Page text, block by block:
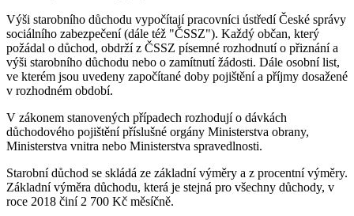
Výši starobního důchodu vypočítají pracovníci ústředí České správy
sociálního zabezpečení (dále též "ČSSZ"). Každý občan, který
požádal o důchod, obdrží z ČSSZ písemné rozhodnutí o přiznání a
výši starobního důchodu nebo o zamítnutí žádosti. Dále osobní list,
ve kterém jsou uvedeny započítané doby pojištění a příjmy dosažené
v rozhodném období.
V zákonem stanovených případech rozhodují o dávkách
důchodového pojištění příslušné orgány Ministerstva obrany,
Ministerstva vnitra nebo Ministerstva spravedlnosti.
Starobní důchod se skládá ze základní výměry a z procentní výměry.
Základní výměra důchodu, která je stejná pro všechny důchody, v
roce 2018 činí 2 700 Kč měsíčně.